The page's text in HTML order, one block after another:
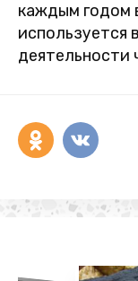
каждым годом
используется
деятельности